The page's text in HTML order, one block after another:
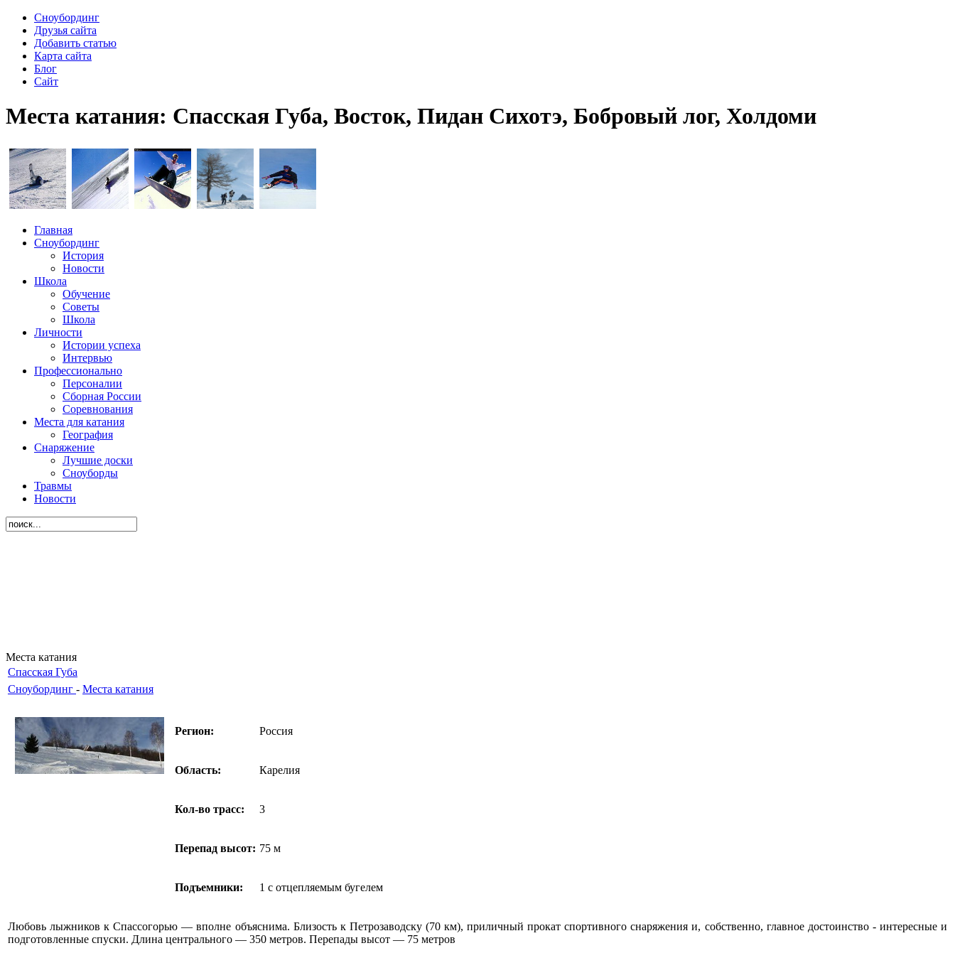
Сноубординг
Друзья сайта
Добавить статью
Карта сайта
Блог
Сайт
Места катания: Спасская Губа, Восток, Пидан Сихотэ, Бобровый лог, Холдоми
Главная
Сноубординг
История
Новости
Школа
Обучение
Советы
Школа
Личности
Истории успеха
Интервью
Профессионально
Персоналии
Сборная России
Соревнования
Места для катания
География
Снаряжение
Лучшие доски
Сноуборды
Травмы
Новости
Места катания
Спасская Губа
Сноубординг - Места катания
Регион: Россия
Область: Карелия
Кол-во трасс: 3
Перепад высот: 75 м
Подъемники: 1 с отцепляемым бугелем
Любовь лыжников к Спассогорью — вполне объяснима. Близость к Петрозаводску (70 км), приличный прокат спортивного снаряжения и, собственно, главное достоинство - интересные и
подготовленные спуски. Длина центрального — 350 метров. Перепады высот — 75 метров